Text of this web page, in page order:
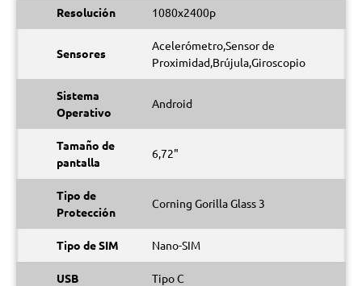
Resolución 1080x2400p
Sensores
Acelerómetro,Sensor de
Proximidad,Brújula,Giroscopio
Sistema
Operativo
Android
Tamaño de
pantalla
6,72"
Tipo de
Protección
Corning Gorilla Glass 3
Tipo de SIM Nano-SIM
USB Tipo C